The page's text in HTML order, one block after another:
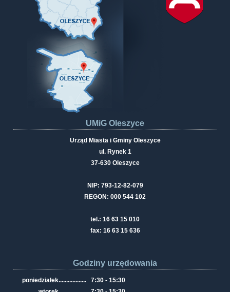
UMiG Oleszyce
Urząd Miasta i Gminy Oleszyce
ul. Rynek 1
37-630 Oleszyce
NIP: 793-12-82-079
REGON: 000 544 102
tel.: 16 63 15 010
fax: 16 63 15 636
Godziny urzędowania
poniedziałek..................
7:30 - 15:30